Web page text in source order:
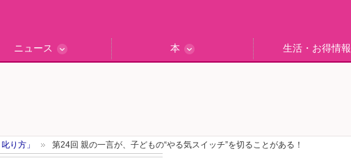
ニュース
本
生活・お得情報
り方」 第24回 親の一言が、子どもの“やる気スイッチ”を切ることがある！